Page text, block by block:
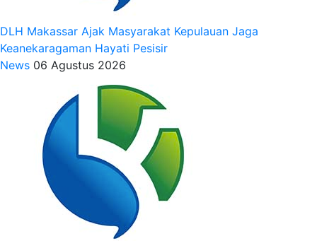
DLH Makassar Ajak Masyarakat Kepulauan Jaga
Keanekaragaman Hayati Pesisir
News 06 Agustus 2026